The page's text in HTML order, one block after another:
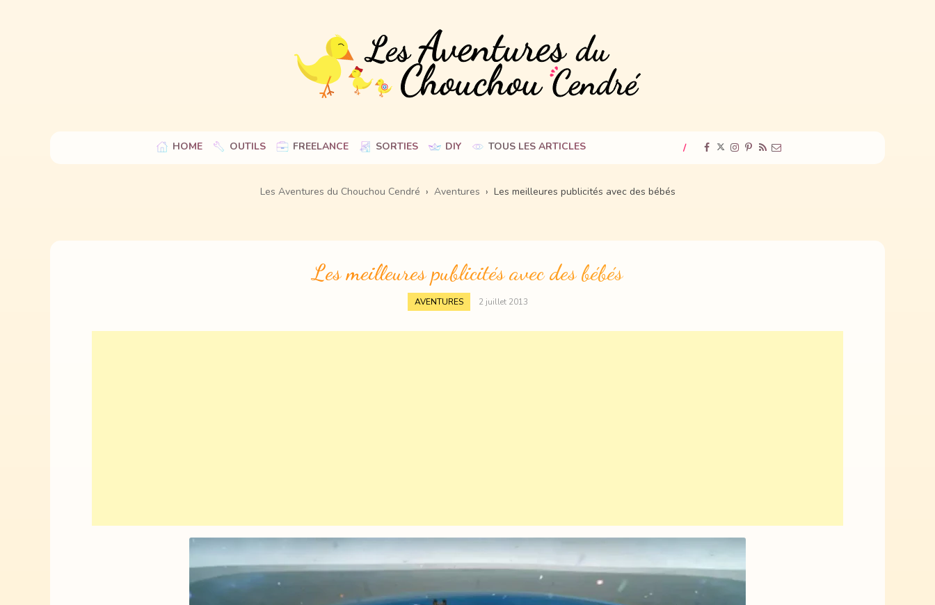
to
HOME OUTILS FREELANCE SORTIES DIY TOUS LES ARTICLES /
Les Aventures du Chouchou Cendré › Aventures › Les meilleures publicités avec des bébés
Les meilleures publicités avec des bébés
AVENTURES 2 juillet 2013